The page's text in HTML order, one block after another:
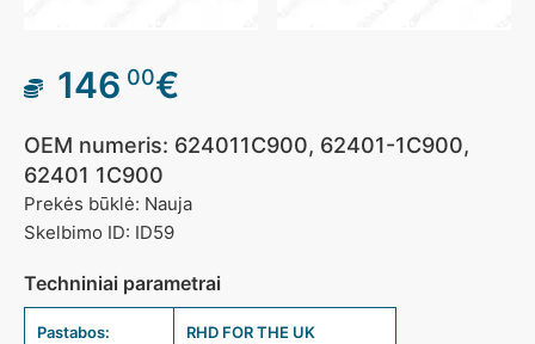
146 00€
OEM numeris: 624011C900, 62401-1C900,
62401 1C900
Prekės būklė: Nauja
Skelbimo ID: ID59
Techniniai parametrai
Pastabos:
RHD FOR THE UK